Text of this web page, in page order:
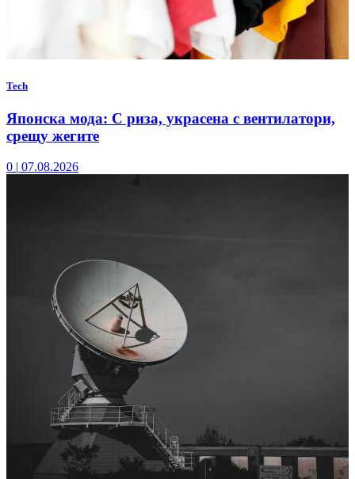
Tech
Японска мода: С риза, украсена с вентилатори,
срещу жегите
0 | 07.08.2026